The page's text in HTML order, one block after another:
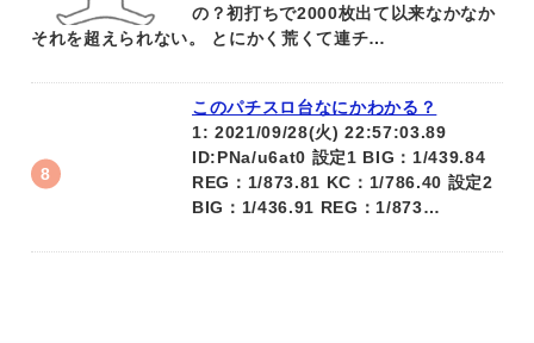
の？初打ちで2000枚出て以来なかなか
それを超えられない。 とにかく荒くて連チ…
このパチスロ台なにかわかる？
1: 2021/09/28(火) 22:57:03.89
ID:PNa/u6at0 設定1 BIG：1/439.84
REG：1/873.81 KC：1/786.40 設定2
BIG：1/436.91 REG：1/873…